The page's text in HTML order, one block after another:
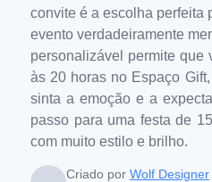
convite é a escolha perfeita
evento verdadeiramente
personalizável permite
às 20 horas no Espaço
sinta a emoção e a
passo para uma festa de
com muito estilo e brilho.
Criado por Wolf Designer